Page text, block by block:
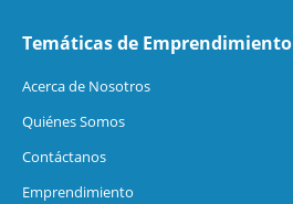
Temáticas de Emprendimiento
Acerca de Nosotros
Quiénes Somos
Contáctanos
Emprendimiento